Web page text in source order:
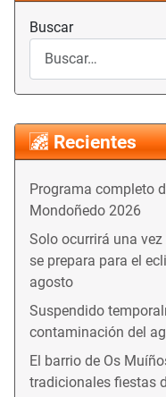
Buscar
Recientes
Programa completo
Mondoñedo 2026
Solo ocurrirá una
se prepara para el
agosto
Suspendido
contaminación del
El barrio de Os
tradicionales fiestas